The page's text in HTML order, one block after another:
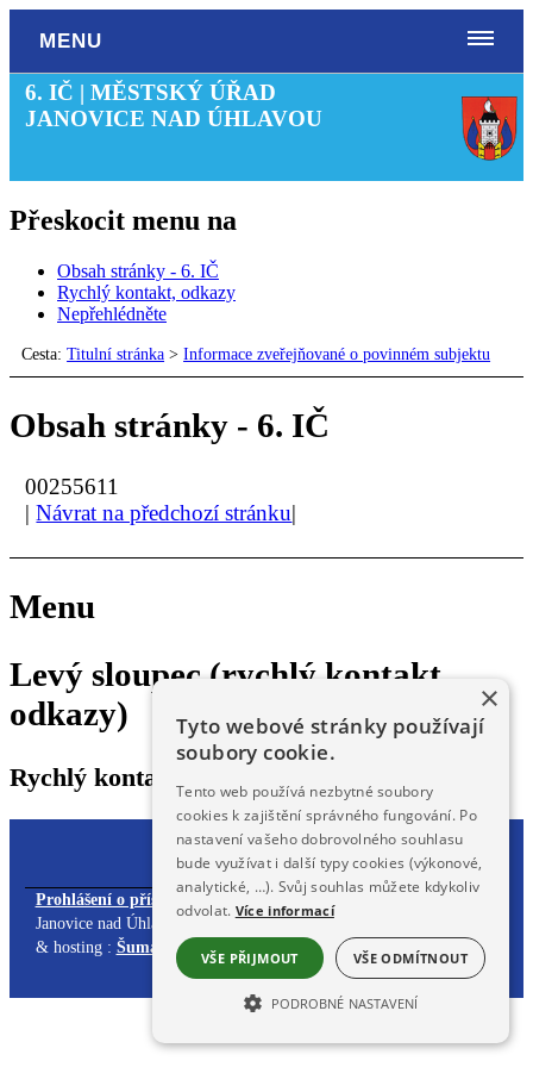
MENU
6. IČ | MĚSTSKÝ ÚŘAD
JANOVICE NAD ÚHLAVOU
Přeskocit menu na
Obsah stránky - 6. IČ
Rychlý kontakt, odkazy
Nepřehlédněte
Cesta: Titulní stránka >Informace zveřejňované o povinném subjektu
Obsah stránky - 6. IČ
00255611
|Návrat na předchozí stránku|
Menu
Levý sloupec (rychlý kontakt,
odkazy)
Rychlý kontakt, odkazy
Prohlášení o přístupnosti
| Obsah stránek spravuje: Městský úřad
Janovice nad Úhlavou,
redakčním systémem DynaWeb
& hosting : ŠumavaNet.CZ
×
Tyto webové stránky používají
soubory cookie.
Tento web používá nezbytné soubory
cookies k zajištění správného fungování. Po
nastavení vašeho dobrovolného souhlasu
bude využívat i další typy cookies (výkonové,
analytické, …). Svůj souhlas můžete kdykoliv
odvolat. Více informací
VŠE PŘIJMOUT VŠE ODMÍTNOUT
PODROBNÉ NASTAVENÍ
NEZBYTNĚ NUTNÉ SOUBORY